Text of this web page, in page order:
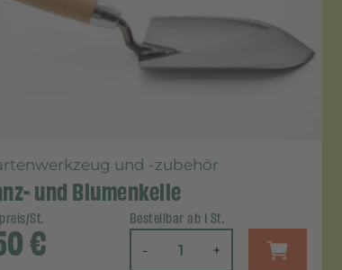
und -zubehör
und Blumenkelle
St.
€
Bestellbar ab 1 St.
- +